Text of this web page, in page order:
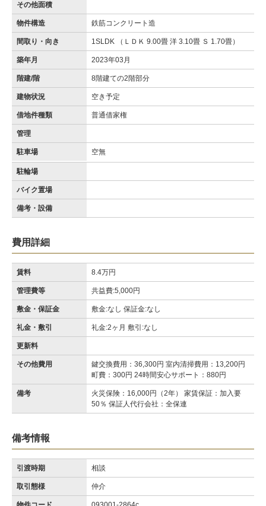
その他面積
物件構造 鉄筋コンクリート造
間取り・向き 1SLDK （ＬＤＫ 9.00畳 洋 3.10畳 Ｓ 1.70畳）
築年月 2023年03月
階建/階 8階建ての2階部分
建物状況 空き予定
借地件種類 普通借家権
管理
駐車場 空無
駐輪場
バイク置場
備考・設備
費用詳細
賃料 8.4万円
管理費等 共益費:5,000円
敷金・保証金 敷金:なし 保証金:なし
礼金・敷引 礼金:2ヶ月 敷引:なし
更新料
その他費用
鍵交換費用：36,300円 室内清掃費用：13,200円
町費：300円 24時間安心サポート：880円
備考
火災保険：16,000円（2年） 家賃保証：加入要
50％ 保証人代行会社：全保連
備考情報
引渡時期 相談
取引態様 仲介